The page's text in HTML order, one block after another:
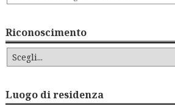
Riconoscimento
Luogo di residenza